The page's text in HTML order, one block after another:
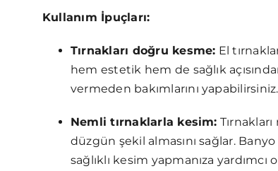
Kullanım İpuçları:
Tırnakları doğru kesme: El
hem estetik hem de sağlık
vermeden bakımlarını yapabilirsiniz.
Nemli tırnaklarla kesim:
düzgün şekil almasını sağlar. Banyo
sağlıklı kesim yapmanıza yardımcı